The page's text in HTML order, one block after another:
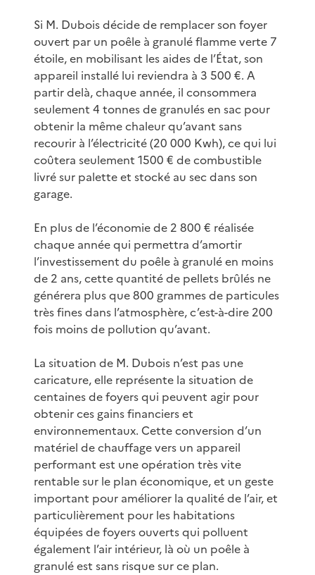
Si M. Dubois décide de remplacer son foyer
ouvert par un poêle à granulé flamme verte 7
étoile, en mobilisant les aides de l’État, son
appareil installé lui reviendra à 3 500 €. A
partir delà, chaque année, il consommera
seulement 4 tonnes de granulés en sac pour
obtenir la même chaleur qu’avant sans
recourir à l’électricité (20 000 Kwh), ce qui lui
coûtera seulement 1500 € de combustible
livré sur palette et stocké au sec dans son
garage.
En plus de l’économie de 2 800 € réalisée
chaque année qui permettra d’amortir
l’investissement du poêle à granulé en moins
de 2 ans, cette quantité de pellets brûlés ne
générera plus que 800 grammes de particules
très fines dans l’atmosphère, c’est-à-dire 200
fois moins de pollution qu’avant.
La situation de M. Dubois n’est pas une
caricature, elle représente la situation de
centaines de foyers qui peuvent agir pour
obtenir ces gains financiers et
environnementaux. Cette conversion d’un
matériel de chauffage vers un appareil
performant est une opération très vite
rentable sur le plan économique, et un geste
important pour améliorer la qualité de l’air, et
particulièrement pour les habitations
équipées de foyers ouverts qui polluent
également l’air intérieur, là où un poêle à
granulé est sans risque sur ce plan.